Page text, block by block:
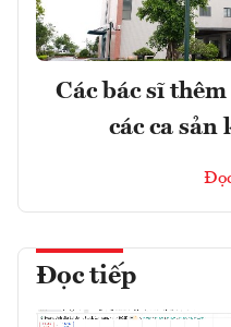
Các bác sĩ
các ca sản
Đọc tiếp